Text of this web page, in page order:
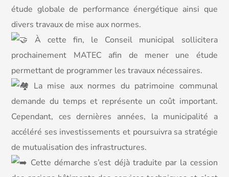
étude globale de performance énergétique ainsi que
divers travaux de mise aux normes.
À cette fin, le Conseil municipal sollicitera
prochainement MATEC afin de mener une étude
permettant de programmer les travaux nécessaires.
La mise aux normes du patrimoine communal
demande du temps et représente un coût important.
Cependant, ces dernières années, la municipalité a
accéléré ses investissements et poursuivra sa stratégie
de mutualisation des infrastructures.
Cette démarche s’est déjà traduite par la cession